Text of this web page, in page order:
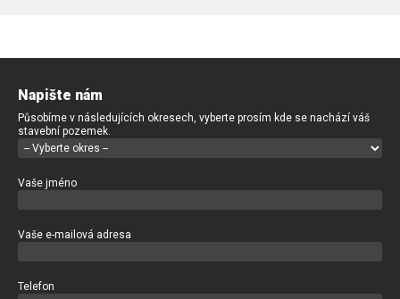
Napište nám
Působíme v následujících okresech, vyberte prosím kde se nachází váš
stavební pozemek.
Vaše jméno
Vaše e-mailová adresa
Telefon